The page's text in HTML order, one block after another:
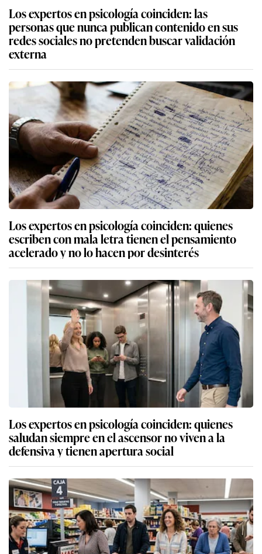
Los expertos en psicología coinciden: las
personas que nunca publican contenido en sus
redes sociales no pretenden buscar validación
externa
Los expertos en psicología coinciden: quienes
escriben con mala letra tienen el pensamiento
acelerado y no lo hacen por desinterés
Los expertos en psicología coinciden: quienes
saludan siempre en el ascensor no viven a la
defensiva y tienen apertura social